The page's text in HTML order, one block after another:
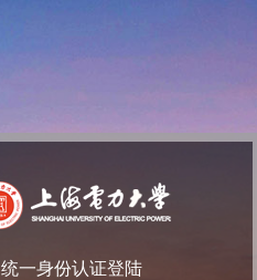
统一身份认证登陆